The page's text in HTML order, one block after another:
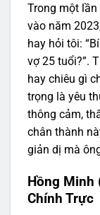
Trong một
vào năm
hay hỏi tôi:
vợ 25 tuổi?”.
hay chiêu gì
trọng là yêu
thông cảm,
chân thành
giản dị mà
Hồng Minh
Chính Trực